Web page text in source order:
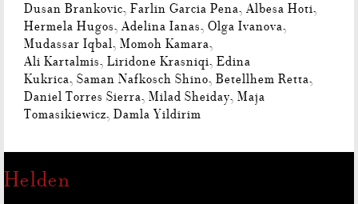
Dusan Brankovic, Farlin Garcia Pena, Albesa Hoti,
Hermela Hugos, Adelina Ianas, Olga Ivanova,
Mudassar Iqbal, Momoh Kamara,
Ali Kartalmis, Liridone Krasniqi, Edina
Kukrica, Saman Nafkosch Shino, Betellhem Retta,
Daniel Torres Sierra, Milad Sheiday, Maja
Tomasikiewicz, Damla Yildirim
Helden